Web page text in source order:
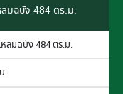
ลมฉบัง 484 ตร.ม.
หลมฉบัง 484 ตร.ม.